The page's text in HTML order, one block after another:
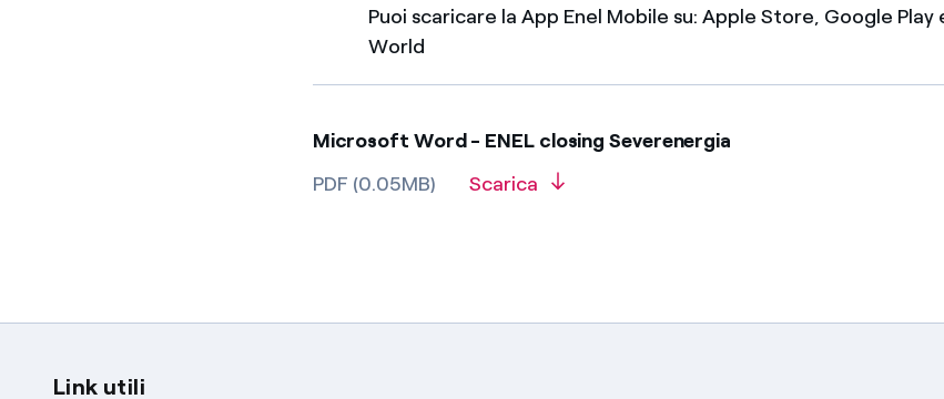
Puoi scaricare la App Enel Mobile su: Apple Store, Google Play
World
Microsoft Word - ENEL closing Severenergia
PDF (0.05MB)
Scarica
Link utili